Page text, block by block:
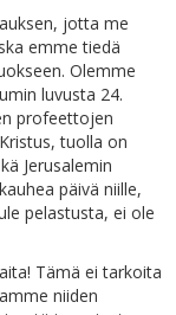
jotta me
emme tiedä
Olemme
luvusta 24.
profeettojen
tuolla on
Jerusalemin
päivä niille,
pelastusta, ei ole
Tämä ei tarkoita
niiden